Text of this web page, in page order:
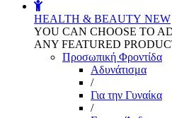
HEALTH & BEAUTY NEW
YOU CAN CHOOSE TO
ANY FEATURED
Προσωπική Φροντίδα
Αδυνάτισμα
/
Για την Γυναίκα
/